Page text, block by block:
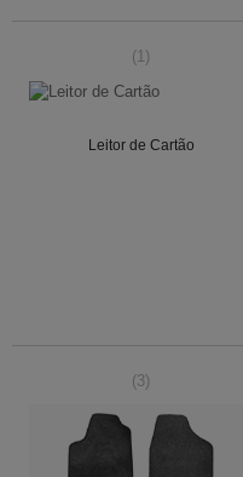
(1)
Leitor de Cartão
(3)